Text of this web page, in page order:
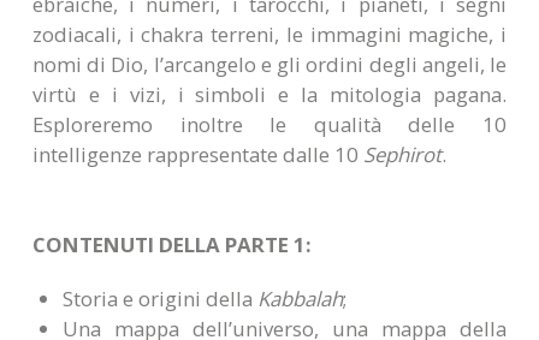
zodiacali, i chakra terreni, le immagini magiche, i
nomi di Dio, l’arcangelo e gli ordini degli angeli, le
virtù e i vizi, i simboli e la mitologia pagana.
Esploreremo inoltre le qualità delle 10
intelligenze rappresentate dalle 10 Sephirot.
CONTENUTI DELLA PARTE 1:
Storia e origini della Kabbalah;
Una mappa dell’universo, una mappa della